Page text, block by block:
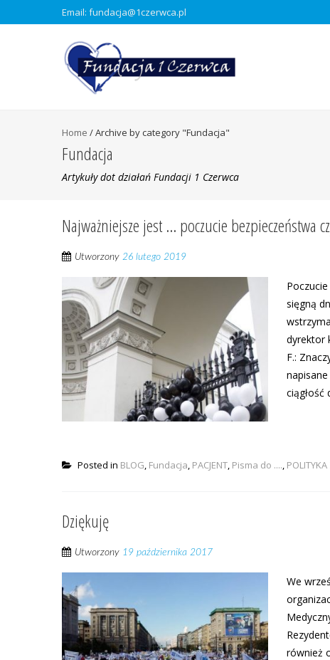
Email: fundacja@1czerwca.pl
Home /Archive by category "Fundacja"
Fundacja
Artykuły dot działań Fundacji 1 Czerwca
Najważniejsze jest … poczucie bezpieczeństwa
Utworzony 26 lutego 2019
sięgną
dyrektor
F.:
ciągłość
Posted in BLOG, Fundacja, PACJENT, Pisma do ....,
Dziękuję
Utworzony 19 października 2017
We
również